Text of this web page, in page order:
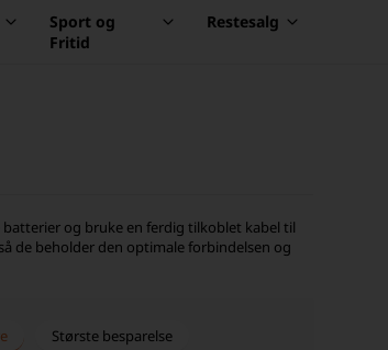
Sport og
Fritid
Restesalg
og bruke en ferdig tilkoblet kabel til
de beholder den optimale forbindelsen og
Største besparelse